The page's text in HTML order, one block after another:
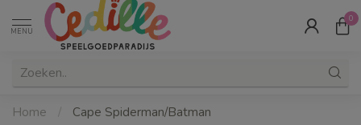
MENU
0
Home / Cape Spiderman/Batman